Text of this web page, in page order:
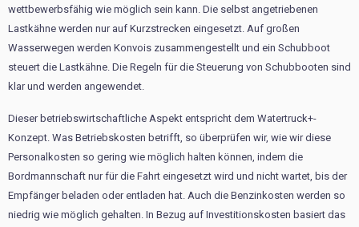
wettbewerbsfähig wie möglich sein kann. Die selbst angetriebenen
Lastkähne werden nur auf Kurzstrecken eingesetzt. Auf großen
Wasserwegen werden Konvois zusammengestellt und ein Schubboot
steuert die Lastkähne. Die Regeln für die Steuerung von Schubbooten sind
klar und werden angewendet.
Dieser betriebswirtschaftliche Aspekt entspricht dem Watertruck+-
Konzept. Was Betriebskosten betrifft, so überprüfen wir, wie wir diese
Personalkosten so gering wie möglich halten können, indem die
Bordmannschaft nur für die Fahrt eingesetzt wird und nicht wartet, bis der
Empfänger beladen oder entladen hat. Auch die Benzinkosten werden so
niedrig wie möglich gehalten. In Bezug auf Investitionskosten basiert das